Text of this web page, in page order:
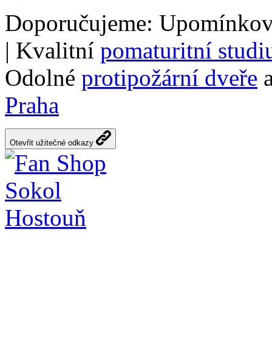
Doporučujeme:
| Kvalitní pomaturitní
Odolné protipožární dveře
Praha
Otevřit užitečné odkazy